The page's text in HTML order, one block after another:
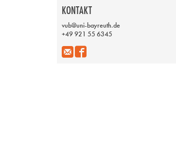
KONTAKT
vub@uni-bayreuth.de
+49 921 55 6345